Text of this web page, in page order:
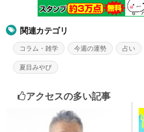
関連カテゴリ
コラム・雑学 今週の運勢 占い
夏目みやび
アクセスの多い記事